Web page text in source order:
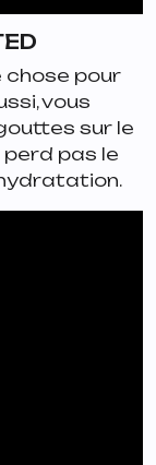
chose pour
vous
sur le
perd pas le